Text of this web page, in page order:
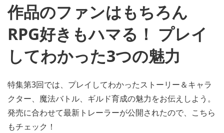
作品のファンはもちろん
RPG好きもハマる！ プレイ
してわかった3つの魅力
特集第3回では、プレイしてわかったストーリー＆キャラ
クター、魔法バトル、ギルド育成の魅力をお伝えしよう。
発売に合わせて最新トレーラーが公開されたので、こちら
もチェック！